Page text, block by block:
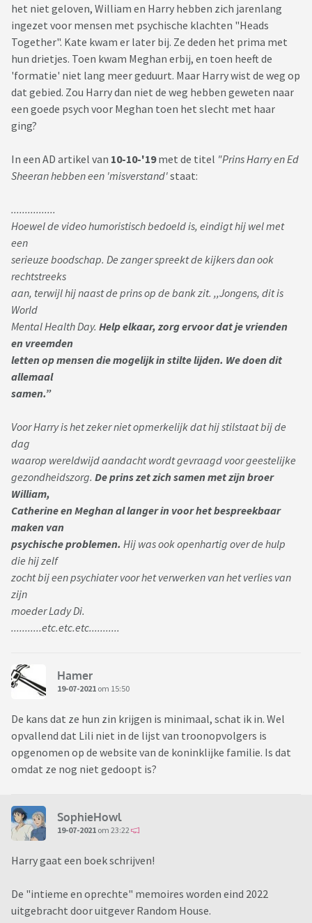
het niet geloven, William en Harry hebben zich jarenlang
ingezet voor mensen met psychische klachten "Heads
Together". Kate kwam er later bij. Ze deden het prima met
hun drietjes. Toen kwam Meghan erbij, en toen heeft de
'formatie' niet lang meer geduurt. Maar Harry wist de weg op
dat gebied. Zou Harry dan niet de weg hebben geweten naar
een goede psych voor Meghan toen het slecht met haar
ging?
In een AD artikel van 10-10-'19met de titel "Prins Harry en Ed
Sheeran hebben een 'misverstand'staat:
................
Hoewel de video humoristisch bedoeld is, eindigt hij wel met
een
serieuze boodschap. De zanger spreekt de kijkers dan ook
rechtstreeks
aan, terwijl hij naast de prins op de bank zit. ,,Jongens, dit is
World
Mental Health Day. Help elkaar, zorg ervoor dat je vrienden
en vreemden
letten op mensen die mogelijk in stilte lijden. We doen dit
allemaal
samen.”
Voor Harry is het zeker niet opmerkelijk dat hij stilstaat bij de
dag
waarop wereldwijd aandacht wordt gevraagd voor geestelijke
gezondheidszorg. De prins zet zich samen met zijn broer
William,
Catherine en Meghan al langer in voor het bespreekbaar
maken van
psychische problemen. Hij was ook openhartig over de hulp
die hij zelf
zocht bij een psychiater voor het verwerken van het verlies van
zijn
moeder Lady Di.
...........etc.etc.etc...........
Hamer
19-07-2021 om 15:50
De kans dat ze hun zin krijgen is minimaal, schat ik in. Wel
opvallend dat Lili niet in de lijst van troonopvolgers is
opgenomen op de website van de koninklijke familie. Is dat
omdat ze nog niet gedoopt is?
SophieHowl
19-07-2021 om 23:22
Harry gaat een boek schrijven!
De "intieme en oprechte" memoires worden eind 2022
uitgebracht door uitgever Random House.